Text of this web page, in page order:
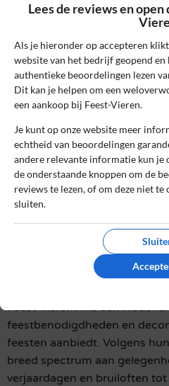
Lees onscontrolebeleiden hoe
Het gebruik van deze website is
gebruikers geheel gratis.
affiliate links, waarvoor wij een
Online kopen»Feest-
Betrouwbare en
Echte ervaringen van
Reviews worden
Feest-Vieren
Feest-vieren.nl is een
feestbenodigdheden en
feesten aanbiedt. Volgens
breed spectrum aan
verjaardagen en bruiloften
Lees de reviews en
Als je hieronder op accepteren
website van het bedrijf geopend en
authentieke beoordelingen lezen
Dit kan je helpen om een
een aankoop bij Feest-Vieren.
Je kunt op onze website meer
echtheid van beoordelingen
andere relevante informatie kun
de onderstaande knoppen om de
reviews te lezen, of om deze niet te
sluiten.